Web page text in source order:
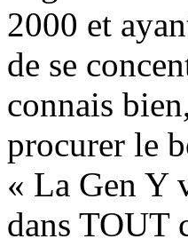
2000 et
de se
connais
procurer le
« La Gen Y
dans TOUT